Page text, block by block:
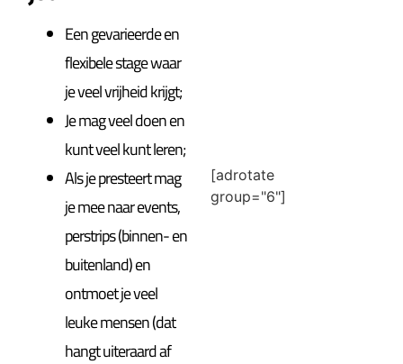
Een gevarieerde en
flexibele stage waar
je veel vrijheid krijgt;
Je mag veel doen en
kunt veel kunt leren;
Als je presteert mag
je mee naar events,
perstrips (binnen- en
buitenland) en
ontmoet je veel
leuke mensen (dat
hangt uiteraard af
[adrotate
group="6"]